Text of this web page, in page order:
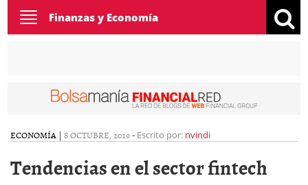
Toggle
navigation
Finanzas y Economía
ECONOMÍA | 8 OCTUBRE, 2019- Escrito por: nvindi
Tendencias en el sector fintech